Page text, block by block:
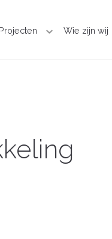
Projecten Wie zijn wij